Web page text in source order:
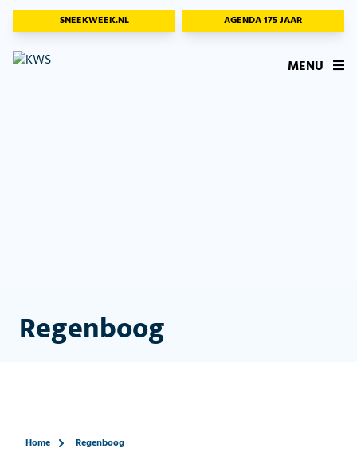
SNEEKWEEK.NL AGENDA 175 JAAR
MENU
Regenboog
Home Regenboog